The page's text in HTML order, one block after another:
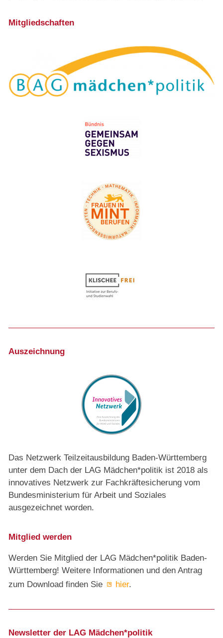
Mitgliedschaften
Auszeichnung
Das Netzwerk Teilzeitausbildung Baden-Württemberg
unter dem Dach der LAG Mädchen*politik ist 2018 als
innovatives Netzwerk zur Fachkräftesicherung vom
Bundesministerium für Arbeit und Soziales
ausgezeichnet worden.
Mitglied werden
Werden Sie Mitglied der LAG Mädchen*politik Baden-
Württemberg! Weitere Informationen und den Antrag
zum Download finden Sie
hier.
Newsletter der LAG Mädchen*politik